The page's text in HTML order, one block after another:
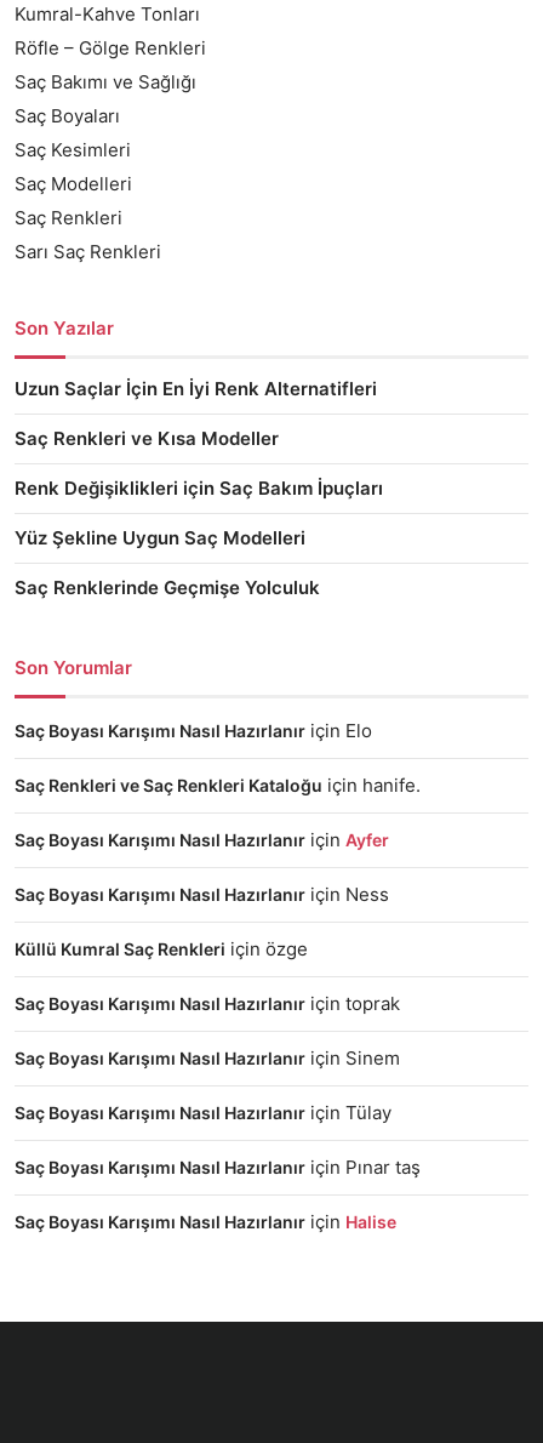
Kumral-Kahve Tonları
Röfle – Gölge Renkleri
Saç Bakımı ve Sağlığı
Saç Boyaları
Saç Kesimleri
Saç Modelleri
Saç Renkleri
Sarı Saç Renkleri
Son Yazılar
Uzun Saçlar İçin En İyi Renk Alternatifleri
Saç Renkleri ve Kısa Modeller
Renk Değişiklikleri için Saç Bakım İpuçları
Yüz Şekline Uygun Saç Modelleri
Saç Renklerinde Geçmişe Yolculuk
Son Yorumlar
Saç Boyası Karışımı Nasıl Hazırlanır için Elo
Saç Renkleri ve Saç Renkleri Kataloğu için hanife.
Saç Boyası Karışımı Nasıl Hazırlanır için Ayfer
Saç Boyası Karışımı Nasıl Hazırlanır için Ness
Küllü Kumral Saç Renkleri için özge
Saç Boyası Karışımı Nasıl Hazırlanır için toprak
Saç Boyası Karışımı Nasıl Hazırlanır için Sinem
Saç Boyası Karışımı Nasıl Hazırlanır için Tülay
Saç Boyası Karışımı Nasıl Hazırlanır için Pınar taş
Saç Boyası Karışımı Nasıl Hazırlanır için Halise